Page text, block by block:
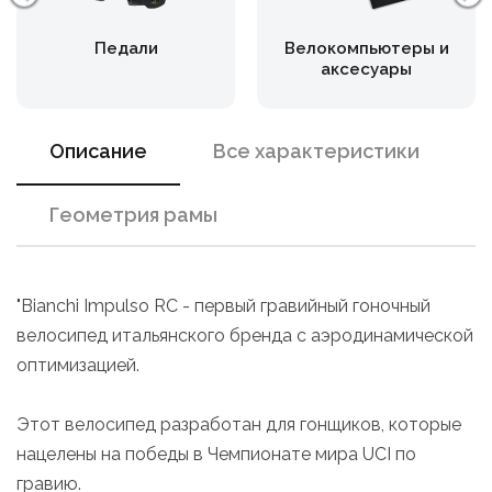
Педали
Велокомпьютеры и
аксесуары
Описание Все характеристики
Геометрия рамы
"Bianchi Impulso RC - первый гравийный гоночный
велосипед итальянского бренда с аэродинамической
оптимизацией.
Этот велосипед разработан для гонщиков, которые
нацелены на победы в Чемпионате мира UCI по
гравию.